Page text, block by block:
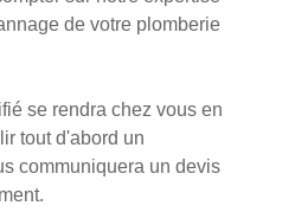
de votre plomberie
se rendra chez vous en
tout d'abord un
communiquera un devis